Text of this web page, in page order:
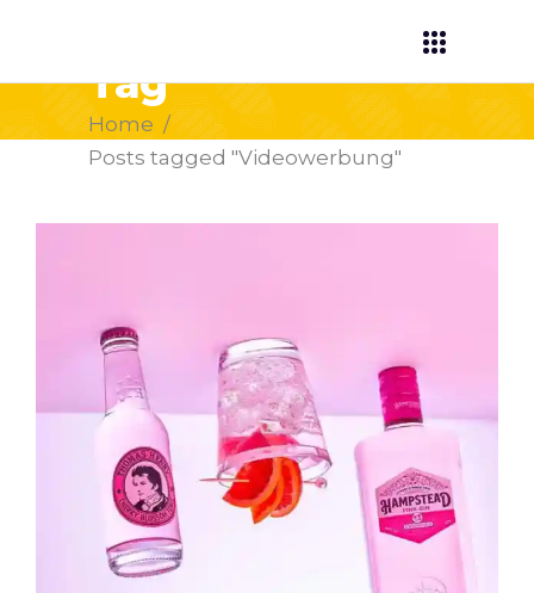
Tag
Home /
Posts tagged "Videowerbung"